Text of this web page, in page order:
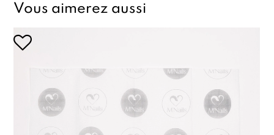
Vous aimerez aussi